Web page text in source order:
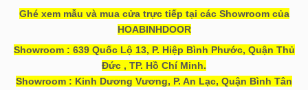
Ghé xem mẫu và mua cửa trực tiếp tại các Showroom của
HOABINHDOOR
Showroom : 639 Quốc Lộ 13, P. Hiệp Bình Phước, Quận Thủ
Đức , TP. Hồ Chí Minh.
Showroom : Kinh Dương Vương, P. An Lạc, Quận Bình Tân